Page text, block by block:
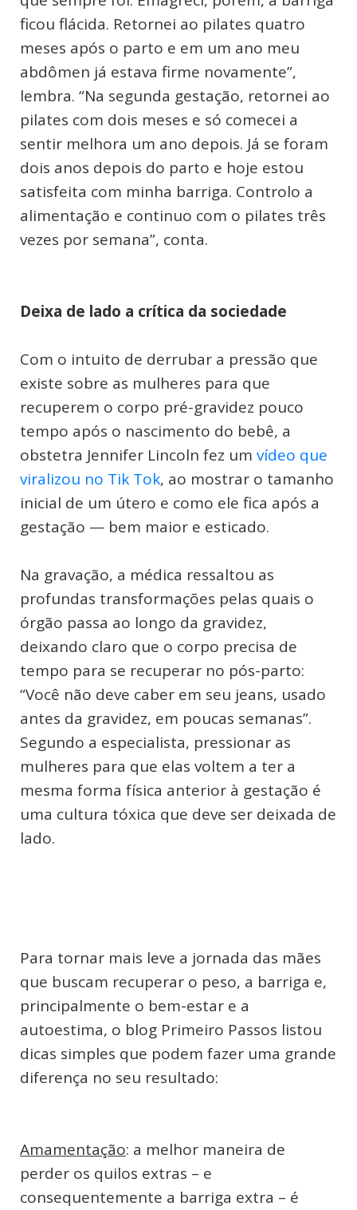
ficou flácida. Retornei ao pilates quatro
meses após o parto e em um ano meu
abdômen já estava firme novamente”,
lembra. “Na segunda gestação, retornei ao
pilates com dois meses e só comecei a
sentir melhora um ano depois. Já se foram
dois anos depois do parto e hoje estou
satisfeita com minha barriga. Controlo a
alimentação e continuo com o pilates três
vezes por semana”, conta.
Deixa de lado a crítica da sociedade
Com o intuito de derrubar a pressão que
existe sobre as mulheres para que
recuperem o corpo pré-gravidez pouco
tempo após o nascimento do bebê, a
obstetra Jennifer Lincoln fez um vídeo que
viralizou no Tik Tok, ao mostrar o tamanho
inicial de um útero e como ele fica após a
gestação — bem maior e esticado.
Na gravação, a médica ressaltou as
profundas transformações pelas quais o
órgão passa ao longo da gravidez,
deixando claro que o corpo precisa de
tempo para se recuperar no pós-parto:
“Você não deve caber em seu jeans, usado
antes da gravidez, em poucas semanas”.
Segundo a especialista, pressionar as
mulheres para que elas voltem a ter a
mesma forma física anterior à gestação é
uma cultura tóxica que deve ser deixada de
lado.
Para tornar mais leve a jornada das mães
que buscam recuperar o peso, a barriga e,
principalmente o bem-estar e a
autoestima, o blog Primeiro Passos listou
dicas simples que podem fazer uma grande
diferença no seu resultado:
Amamentação: a melhor maneira de
perder os quilos extras – e
consequentemente a barriga extra – é